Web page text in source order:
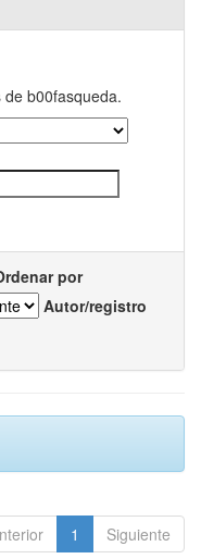
b00fasqueda.
por
Autor/registro
1 Siguiente